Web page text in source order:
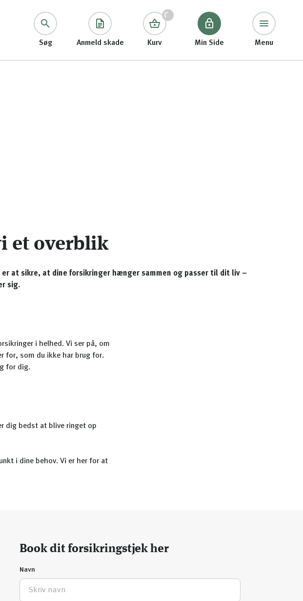
Søg Anmeld skade Kurv Min Side Menu
et overblik
at sikre, at dine forsikringer hænger sammen og passer til dit liv –
sig.
i helhed. Vi ser på, om
for, som du ikke har brug for.
for dig.
dig bedst at blive ringet op
i dine behov. Vi er her for at
Book dit forsikringstjek her
Navn